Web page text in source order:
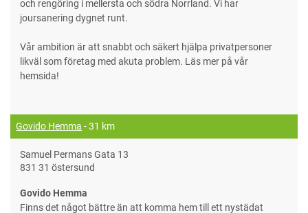
och rengöring i mellersta och södra Norrland. Vi har
joursanering dygnet runt.
Vår ambition är att snabbt och säkert hjälpa privatpersoner
likväl som företag med akuta problem. Läs mer på vår
hemsida!
Govido Hemma - 31 km
Samuel Permans Gata 13
831 31 östersund
Govido Hemma
Finns det något bättre än att komma hem till ett nystädat